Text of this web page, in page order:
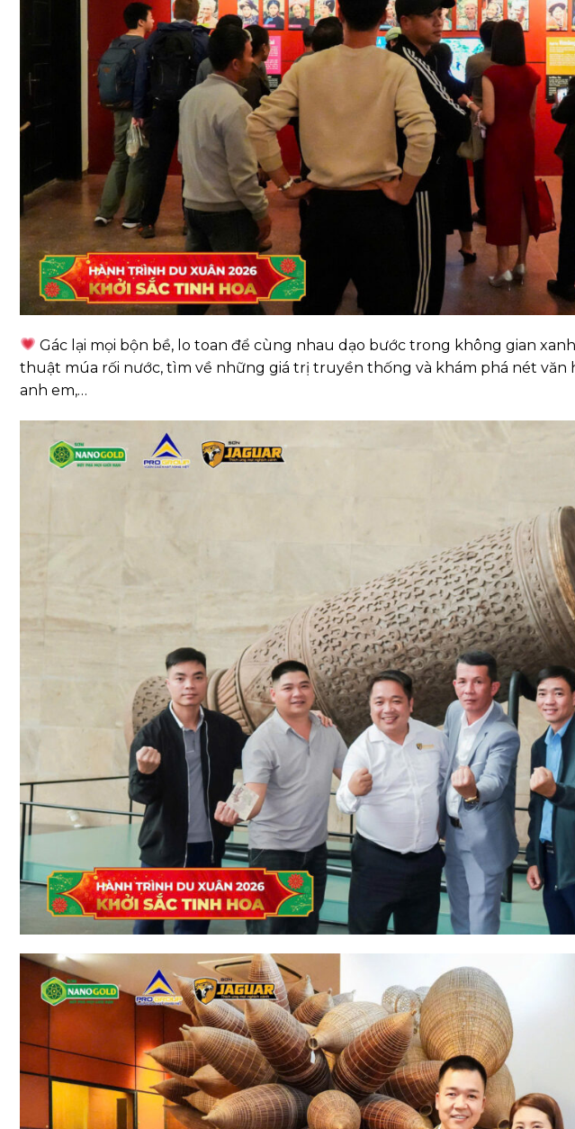
Gác lại mọi bộn bề, lo toan để cùng nhau dạo bước trong không gian
thuật múa rối nước, tìm về những giá trị truyền thống và khám phá nét văn
anh em,…